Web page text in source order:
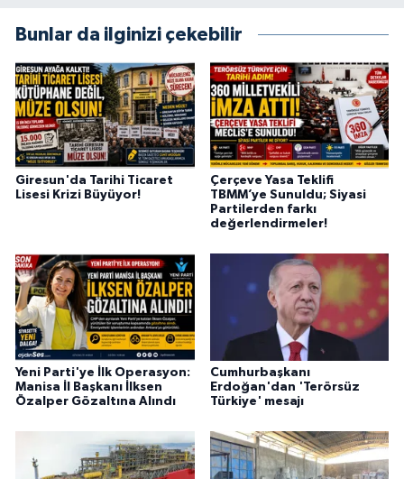
Bunlar da ilginizi çekebilir
Giresun'da Tarihi Ticaret
Lisesi Krizi Büyüyor!
Çerçeve Yasa Teklifi
TBMM’ye Sunuldu; Siyasi
Partilerden farkı
değerlendirmeler!
Yeni Parti'ye İlk Operasyon:
Manisa İl Başkanı İlksen
Özalper Gözaltına Alındı
Cumhurbaşkanı
Erdoğan'dan 'Terörsüz
Türkiye' mesajı